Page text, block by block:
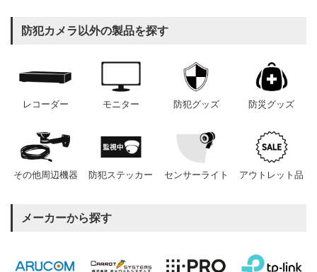
防犯カメラ以外の製品を探す
レコーダー モニター 防犯グッズ 防災グッズ
その他周辺機器 防犯ステッカー センサーライト アウトレット品
メーカーから探す